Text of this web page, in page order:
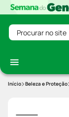
Procurar no site
Beleza e Proteção